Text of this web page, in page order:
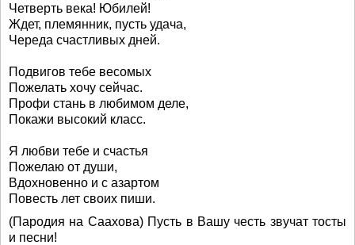
Четверть века! Юбилей!
Ждет, племянник, пусть удача,
Череда счастливых дней.
Подвигов тебе весомых
Пожелать хочу сейчас.
Профи стань в любимом деле,
Покажи высокий класс.
Я любви тебе и счастья
Пожелаю от души,
Вдохновенно и с азартом
Повесть лет своих пиши.
(Пародия на Саахова) Пусть в Вашу честь звучат тосты
и песни!